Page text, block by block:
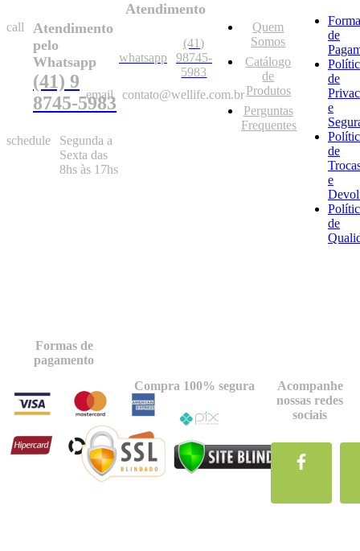
call
Atendimento
pelo
Whatsapp
(41) 9
8745-5983
schedule
Segunda a
Sexta das
8hs às 17hs
Atendimento
whatsapp
(41)
98745-
5983
email
contato@wellife.com.br
Quem
Somos
Catálogo
de
Produtos
Perguntas
Frequentes
de
de
e
de
e
de
Formas de
pagamento
Compra 100% segura
Acompanhe
nossas redes
sociais